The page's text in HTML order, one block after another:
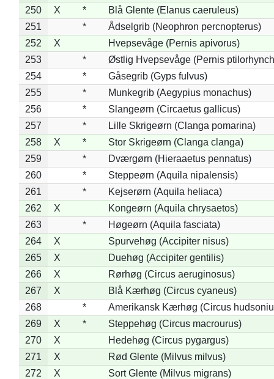
250
X *
Blå Glente (Elanus caeruleus)
251
*
Ådselgrib (Neophron percnopterus)
252
X
Hvepsevåge (Pernis apivorus)
253
*
Østlig Hvepsevåge (Pernis
254
*
Gåsegrib (Gyps fulvus)
255
*
Munkegrib (Aegypius monachus)
256
*
Slangeørn (Circaetus gallicus)
257
*
Lille Skrigeørn (Clanga pomarina)
258
X *
Stor Skrigeørn (Clanga clanga)
259
*
Dværgørn (Hieraaetus pennatus)
260
*
Steppeørn (Aquila nipalensis)
261
*
Kejserørn (Aquila heliaca)
262
X
Kongeørn (Aquila chrysaetos)
263
*
Høgeørn (Aquila fasciata)
264
X
Spurvehøg (Accipiter nisus)
265
X
Duehøg (Accipiter gentilis)
266
X
Rørhøg (Circus aeruginosus)
267
X
Blå Kærhøg (Circus cyaneus)
268
*
Amerikansk Kærhøg (Circus
269
X *
Steppehøg (Circus macrourus)
270
X
Hedehøg (Circus pygargus)
271
X
Rød Glente (Milvus milvus)
272
X
Sort Glente (Milvus migrans)